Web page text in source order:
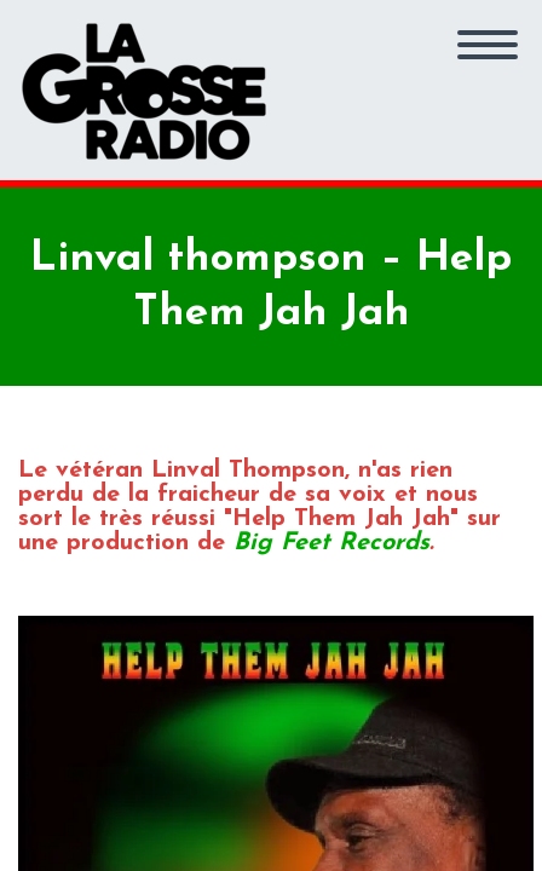
Linval thompson – Help
Them Jah Jah
Le vétéran Linval Thompson, n'as rien
perdu de la fraicheur de sa voix et nous
sort le très réussi "Help Them Jah Jah" sur
une production de Big Feet Records.